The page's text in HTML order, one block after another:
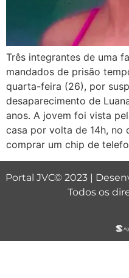
Três integrantes de uma
mandados de prisão
quarta-feira (26), por
desaparecimento de
anos. A jovem foi vista
casa por volta de 14h, no
comprar um chip de
Portal JVC© 2023 |
Todos os